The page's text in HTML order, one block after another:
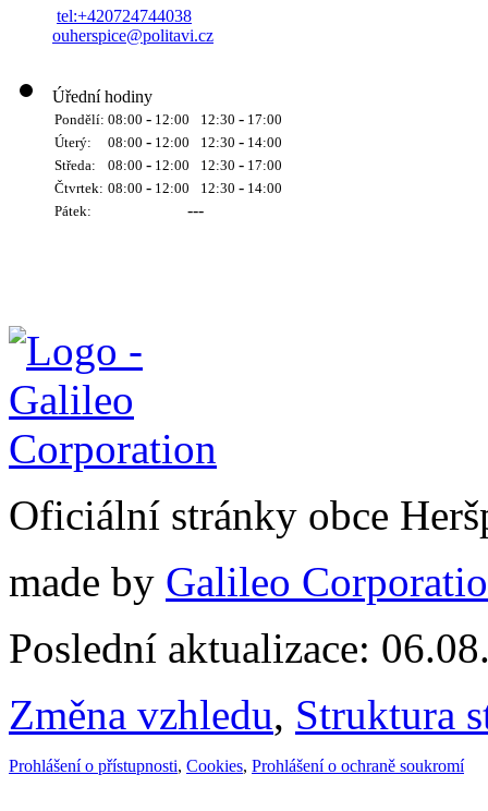
tel:+420724744038
ouherspice@politavi.cz
Úřední hodiny
Pondělí: 08:00 - 12:00 12:30 - 17:00
Úterý:
08:00 - 12:00 12:30 - 14:00
Středa:
08:00 - 12:00 12:30 - 17:00
Čtvrtek: 08:00 - 12:00 12:30 - 14:00
Pátek:
---
Oficiální stránky obce
made by Galileo
Poslední aktualizace:
Změna vzhledu, Struktura
Prohlášení o přístupnosti, Cookies, Prohlášení o ochraně soukromí